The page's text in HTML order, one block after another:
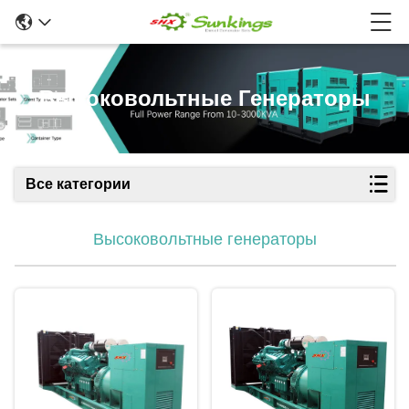
Высоковольтные Генераторы
Все категории
Высоковольтные генераторы